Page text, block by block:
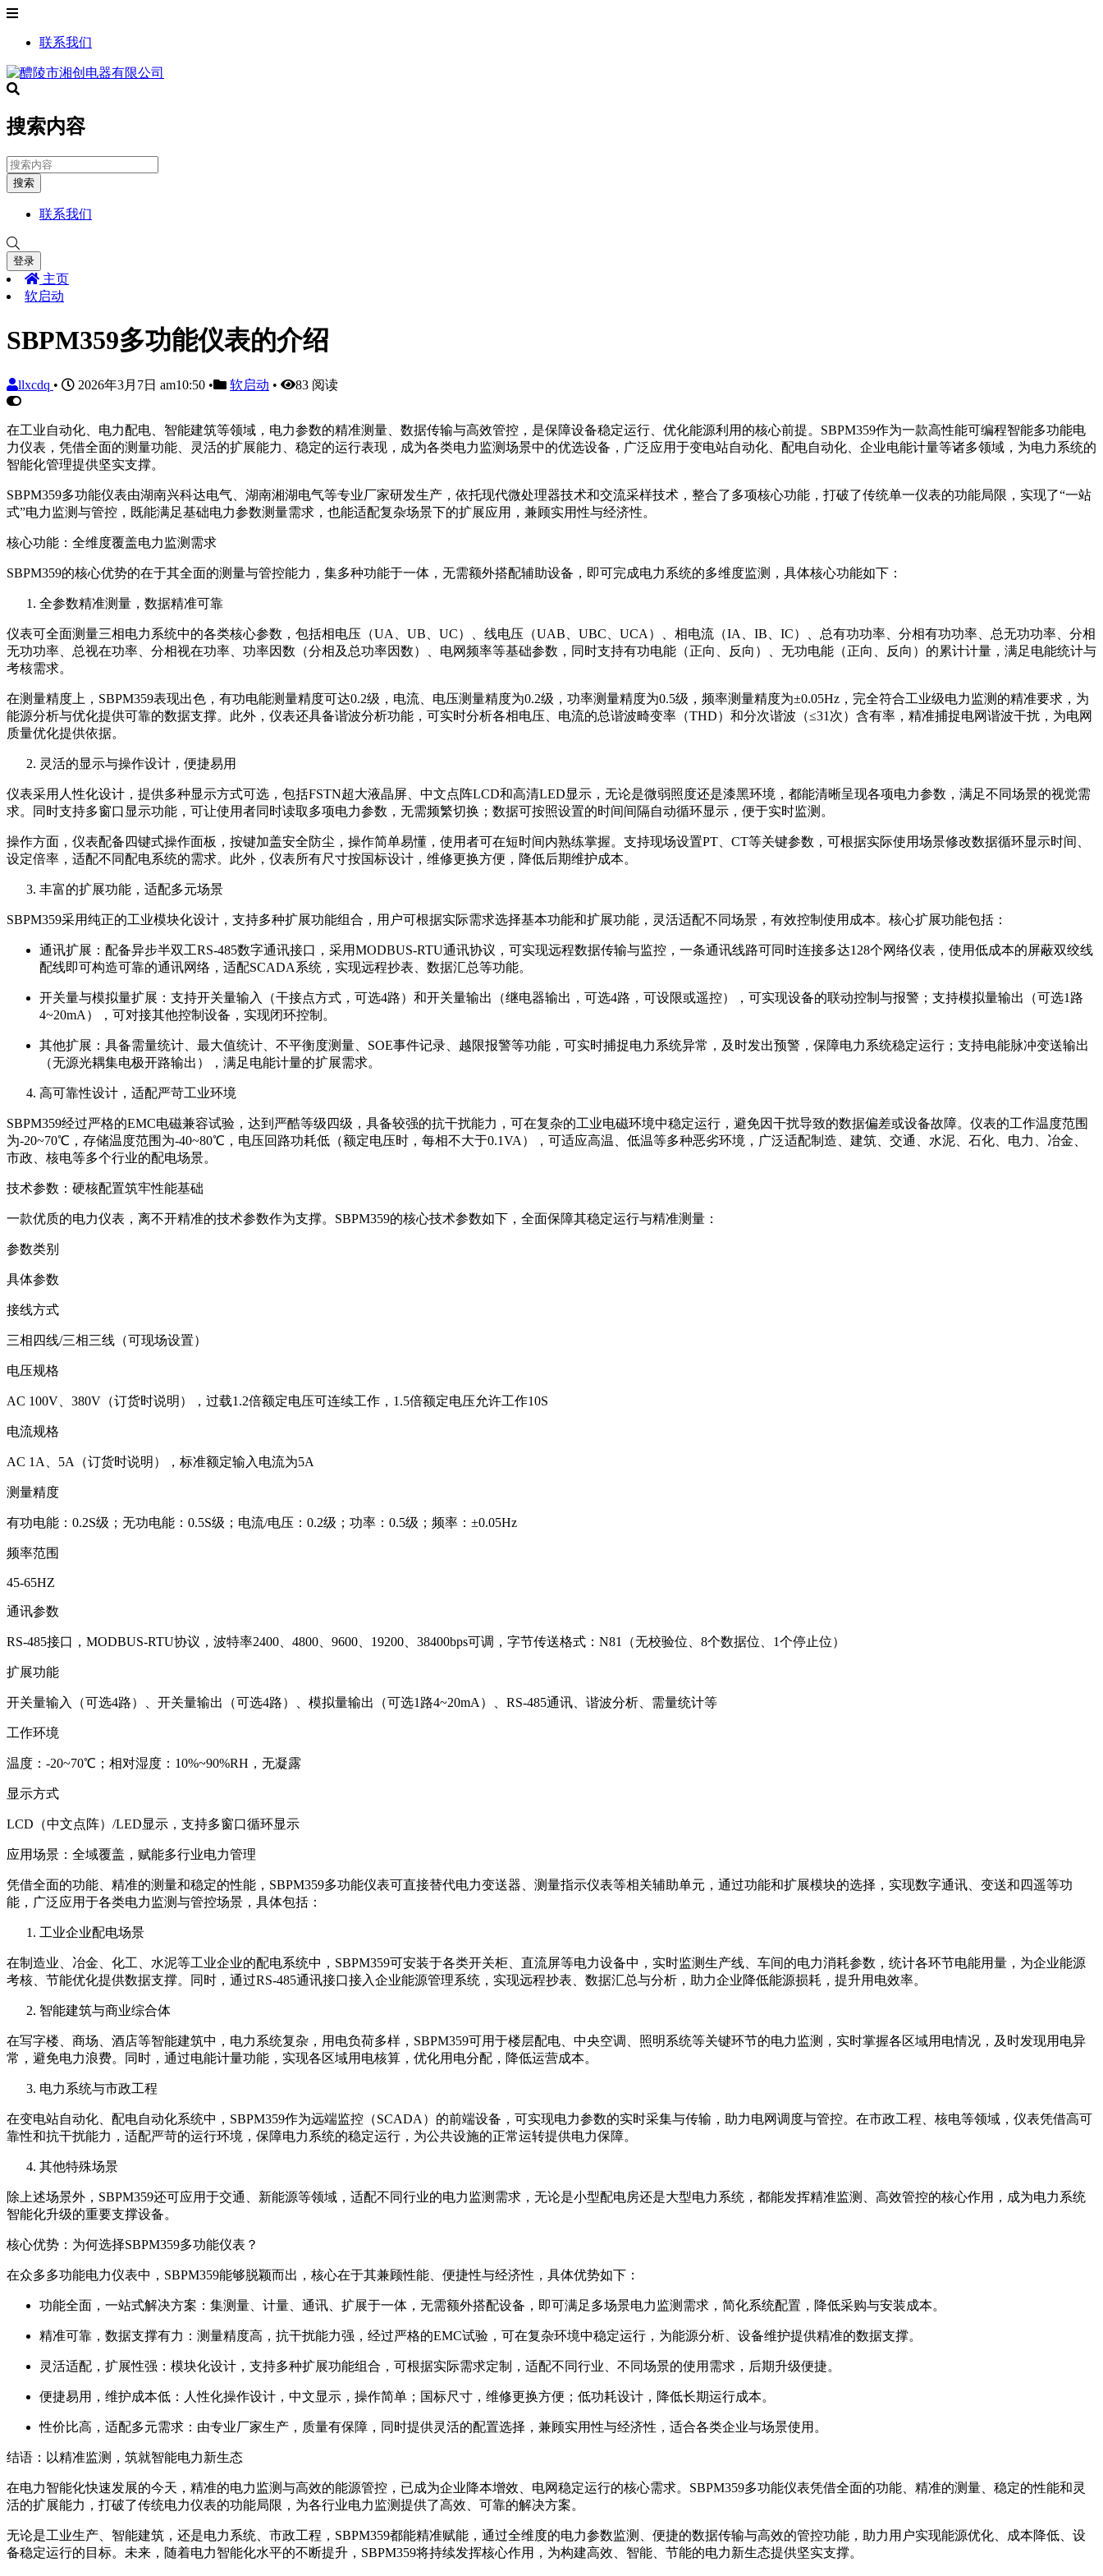
联系我们
搜索内容
搜索
联系我们
登录
主页
软启动
SBPM359多功能仪表的介绍
llxcdq • 2026年3月7日 am10:50 • 软启动 • 83 阅读
在工业自动化、电力配电、智能建筑等领域，电力参数的精准测量、数据传输与高效管控，是保障设备稳定运行、优化能源利用的核心前提。SBPM359作为一款高性能可编程智能多功能电
力仪表，凭借全面的测量功能、灵活的扩展能力、稳定的运行表现，成为各类电力监测场景中的优选设备，广泛应用于变电站自动化、配电自动化、企业电能计量等诸多领域，为电力系统的
智能化管理提供坚实支撑。
SBPM359多功能仪表由湖南兴科达电气、湖南湘湖电气等专业厂家研发生产，依托现代微处理器技术和交流采样技术，整合了多项核心功能，打破了传统单一仪表的功能局限，实现了“一站
式”电力监测与管控，既能满足基础电力参数测量需求，也能适配复杂场景下的扩展应用，兼顾实用性与经济性。
核心功能：全维度覆盖电力监测需求
SBPM359的核心优势的在于其全面的测量与管控能力，集多种功能于一体，无需额外搭配辅助设备，即可完成电力系统的多维度监测，具体核心功能如下：
全参数精准测量，数据精准可靠
仪表可全面测量三相电力系统中的各类核心参数，包括相电压（UA、UB、UC）、线电压（UAB、UBC、UCA）、相电流（IA、IB、IC）、总有功功率、分相有功功率、总无功功率、分相
无功功率、总视在功率、分相视在功率、功率因数（分相及总功率因数）、电网频率等基础参数，同时支持有功电能（正向、反向）、无功电能（正向、反向）的累计计量，满足电能统计与
考核需求。
在测量精度上，SBPM359表现出色，有功电能测量精度可达0.2级，电流、电压测量精度为0.2级，功率测量精度为0.5级，频率测量精度为±0.05Hz，完全符合工业级电力监测的精准要求，为
能源分析与优化提供可靠的数据支撑。此外，仪表还具备谐波分析功能，可实时分析各相电压、电流的总谐波畸变率（THD）和分次谐波（≤31次）含有率，精准捕捉电网谐波干扰，为电网
质量优化提供依据。
灵活的显示与操作设计，便捷易用
仪表采用人性化设计，提供多种显示方式可选，包括FSTN超大液晶屏、中文点阵LCD和高清LED显示，无论是微弱照度还是漆黑环境，都能清晰呈现各项电力参数，满足不同场景的视觉需
求。同时支持多窗口显示功能，可让使用者同时读取多项电力参数，无需频繁切换；数据可按照设置的时间间隔自动循环显示，便于实时监测。
操作方面，仪表配备四键式操作面板，按键加盖安全防尘，操作简单易懂，使用者可在短时间内熟练掌握。支持现场设置PT、CT等关键参数，可根据实际使用场景修改数据循环显示时间、
设定倍率，适配不同配电系统的需求。此外，仪表所有尺寸按国标设计，维修更换方便，降低后期维护成本。
丰富的扩展功能，适配多元场景
SBPM359采用纯正的工业模块化设计，支持多种扩展功能组合，用户可根据实际需求选择基本功能和扩展功能，灵活适配不同场景，有效控制使用成本。核心扩展功能包括：
通讯扩展：配备异步半双工RS-485数字通讯接口，采用MODBUS-RTU通讯协议，可实现远程数据传输与监控，一条通讯线路可同时连接多达128个网络仪表，使用低成本的屏蔽双绞线
配线即可构造可靠的通讯网络，适配SCADA系统，实现远程抄表、数据汇总等功能。
开关量与模拟量扩展：支持开关量输入（干接点方式，可选4路）和开关量输出（继电器输出，可选4路，可设限或遥控），可实现设备的联动控制与报警；支持模拟量输出（可选1路
4~20mA），可对接其他控制设备，实现闭环控制。
其他扩展：具备需量统计、最大值统计、不平衡度测量、SOE事件记录、越限报警等功能，可实时捕捉电力系统异常，及时发出预警，保障电力系统稳定运行；支持电能脉冲变送输出
（无源光耦集电极开路输出），满足电能计量的扩展需求。
高可靠性设计，适配严苛工业环境
SBPM359经过严格的EMC电磁兼容试验，达到严酷等级四级，具备较强的抗干扰能力，可在复杂的工业电磁环境中稳定运行，避免因干扰导致的数据偏差或设备故障。仪表的工作温度范围
为-20~70℃，存储温度范围为-40~80℃，电压回路功耗低（额定电压时，每相不大于0.1VA），可适应高温、低温等多种恶劣环境，广泛适配制造、建筑、交通、水泥、石化、电力、冶金、
市政、核电等多个行业的配电场景。
技术参数：硬核配置筑牢性能基础
一款优质的电力仪表，离不开精准的技术参数作为支撑。SBPM359的核心技术参数如下，全面保障其稳定运行与精准测量：
参数类别
具体参数
接线方式
三相四线/三相三线（可现场设置）
电压规格
AC 100V、380V（订货时说明），过载1.2倍额定电压可连续工作，1.5倍额定电压允许工作10S
电流规格
AC 1A、5A（订货时说明），标准额定输入电流为5A
测量精度
有功电能：0.2S级；无功电能：0.5S级；电流/电压：0.2级；功率：0.5级；频率：±0.05Hz
频率范围
45-65HZ
通讯参数
RS-485接口，MODBUS-RTU协议，波特率2400、4800、9600、19200、38400bps可调，字节传送格式：N81（无校验位、8个数据位、1个停止位）
扩展功能
开关量输入（可选4路）、开关量输出（可选4路）、模拟量输出（可选1路4~20mA）、RS-485通讯、谐波分析、需量统计等
工作环境
温度：-20~70℃；相对湿度：10%~90%RH，无凝露
显示方式
LCD（中文点阵）/LED显示，支持多窗口循环显示
应用场景：全域覆盖，赋能多行业电力管理
凭借全面的功能、精准的测量和稳定的性能，SBPM359多功能仪表可直接替代电力变送器、测量指示仪表等相关辅助单元，通过功能和扩展模块的选择，实现数字通讯、变送和四遥等功
能，广泛应用于各类电力监测与管控场景，具体包括：
工业企业配电场景
在制造业、冶金、化工、水泥等工业企业的配电系统中，SBPM359可安装于各类开关柜、直流屏等电力设备中，实时监测生产线、车间的电力消耗参数，统计各环节电能用量，为企业能源
考核、节能优化提供数据支撑。同时，通过RS-485通讯接口接入企业能源管理系统，实现远程抄表、数据汇总与分析，助力企业降低能源损耗，提升用电效率。
智能建筑与商业综合体
在写字楼、商场、酒店等智能建筑中，电力系统复杂，用电负荷多样，SBPM359可用于楼层配电、中央空调、照明系统等关键环节的电力监测，实时掌握各区域用电情况，及时发现用电异
常，避免电力浪费。同时，通过电能计量功能，实现各区域用电核算，优化用电分配，降低运营成本。
电力系统与市政工程
在变电站自动化、配电自动化系统中，SBPM359作为远端监控（SCADA）的前端设备，可实现电力参数的实时采集与传输，助力电网调度与管控。在市政工程、核电等领域，仪表凭借高可
靠性和抗干扰能力，适配严苛的运行环境，保障电力系统的稳定运行，为公共设施的正常运转提供电力保障。
其他特殊场景
除上述场景外，SBPM359还可应用于交通、新能源等领域，适配不同行业的电力监测需求，无论是小型配电房还是大型电力系统，都能发挥精准监测、高效管控的核心作用，成为电力系统
智能化升级的重要支撑设备。
核心优势：为何选择SBPM359多功能仪表？
在众多多功能电力仪表中，SBPM359能够脱颖而出，核心在于其兼顾性能、便捷性与经济性，具体优势如下：
功能全面，一站式解决方案：集测量、计量、通讯、扩展于一体，无需额外搭配设备，即可满足多场景电力监测需求，简化系统配置，降低采购与安装成本。
精准可靠，数据支撑有力：测量精度高，抗干扰能力强，经过严格的EMC试验，可在复杂环境中稳定运行，为能源分析、设备维护提供精准的数据支撑。
灵活适配，扩展性强：模块化设计，支持多种扩展功能组合，可根据实际需求定制，适配不同行业、不同场景的使用需求，后期升级便捷。
便捷易用，维护成本低：人性化操作设计，中文显示，操作简单；国标尺寸，维修更换方便；低功耗设计，降低长期运行成本。
性价比高，适配多元需求：由专业厂家生产，质量有保障，同时提供灵活的配置选择，兼顾实用性与经济性，适合各类企业与场景使用。
结语：以精准监测，筑就智能电力新生态
在电力智能化快速发展的今天，精准的电力监测与高效的能源管控，已成为企业降本增效、电网稳定运行的核心需求。SBPM359多功能仪表凭借全面的功能、精准的测量、稳定的性能和灵
活的扩展能力，打破了传统电力仪表的功能局限，为各行业电力监测提供了高效、可靠的解决方案。
无论是工业生产、智能建筑，还是电力系统、市政工程，SBPM359都能精准赋能，通过全维度的电力参数监测、便捷的数据传输与高效的管控功能，助力用户实现能源优化、成本降低、设
备稳定运行的目标。未来，随着电力智能化水平的不断提升，SBPM359将持续发挥核心作用，为构建高效、智能、节能的电力新生态提供坚实支撑。